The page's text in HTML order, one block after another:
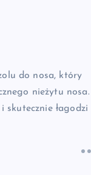
do nosa, który
nieżytu nosa.
skutecznie łagodzi